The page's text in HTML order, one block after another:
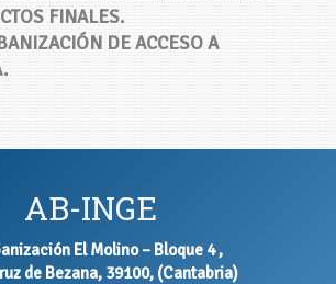
FINALES.
DE ACCESO A
AB-INGE
El Molino – Bloque 4 ,
de Bezana, 39100, (Cantabria)